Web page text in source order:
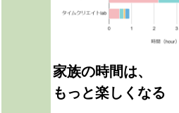
家族の時間は、
もっと楽しくなる